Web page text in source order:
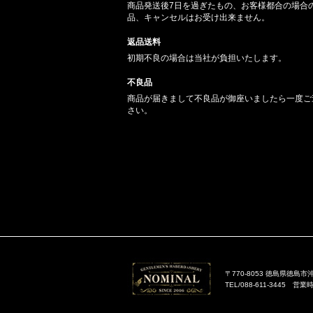
商品発送後7日を過ぎたもの、お客様都合の場合
品、キャンセルはお受け出来ません。
返品送料
初期不良の場合は当社が負担いたします。
不良品
商品が届きまして不良品が御座いましたら一度
さい。
〒770-8053 徳島県徳島市
TEL/088-611-3445 営業